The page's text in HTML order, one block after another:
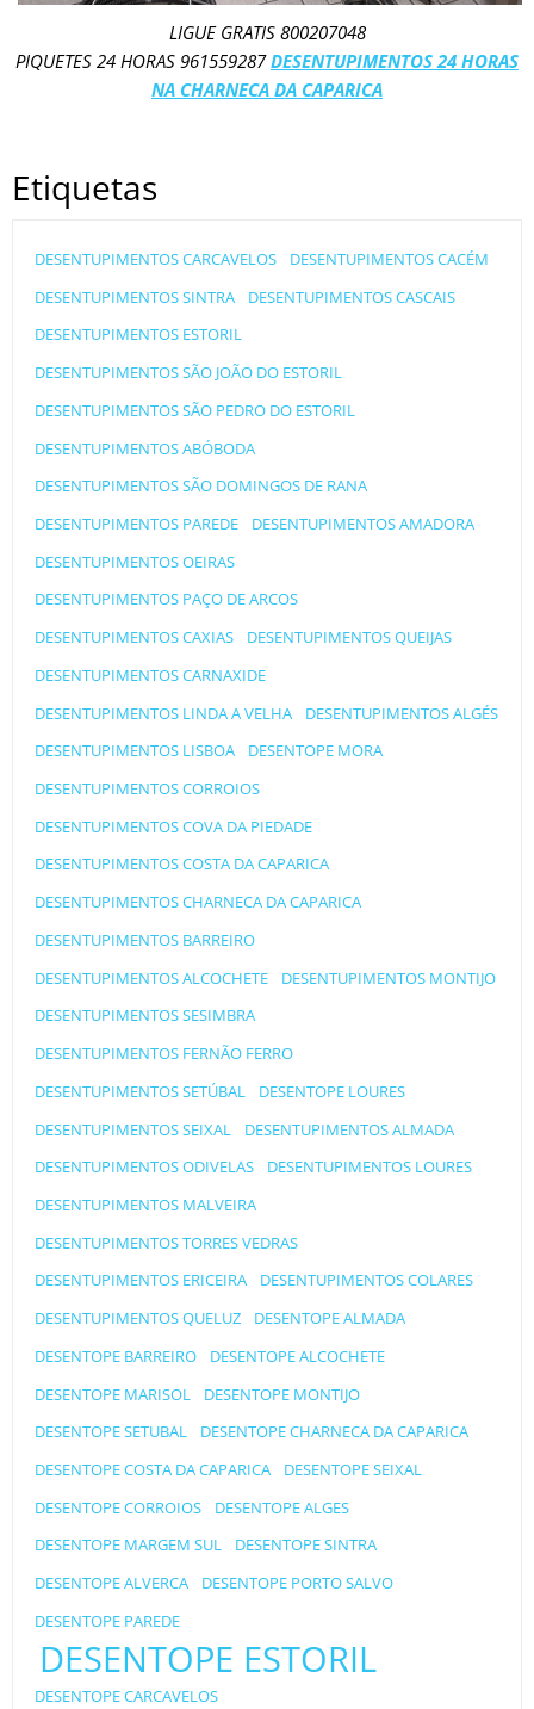
LIGUE GRATIS 800207048
PIQUETES 24 HORAS 961559287DESENTUPIMENTOS 24 HORAS
NA CHARNECA DA CAPARICA
Etiquetas
DESENTUPIMENTOS CARCAVELOS
DESENTUPIMENTOS CACÉM
DESENTUPIMENTOS SINTRA
DESENTUPIMENTOS CASCAIS
DESENTUPIMENTOS ESTORIL
DESENTUPIMENTOS SÃO JOÃO DO ESTORIL
DESENTUPIMENTOS SÃO PEDRO DO ESTORIL
DESENTUPIMENTOS ABÓBODA
DESENTUPIMENTOS SÃO DOMINGOS DE RANA
DESENTUPIMENTOS PAREDE
DESENTUPIMENTOS AMADORA
DESENTUPIMENTOS OEIRAS
DESENTUPIMENTOS PAÇO DE ARCOS
DESENTUPIMENTOS CAXIAS
DESENTUPIMENTOS QUEIJAS
DESENTUPIMENTOS CARNAXIDE
DESENTUPIMENTOS LINDA A VELHA
DESENTUPIMENTOS ALGÉS
DESENTUPIMENTOS LISBOA
DESENTOPE MORA
DESENTUPIMENTOS CORROIOS
DESENTUPIMENTOS COVA DA PIEDADE
DESENTUPIMENTOS COSTA DA CAPARICA
DESENTUPIMENTOS CHARNECA DA CAPARICA
DESENTUPIMENTOS BARREIRO
DESENTUPIMENTOS ALCOCHETE
DESENTUPIMENTOS MONTIJO
DESENTUPIMENTOS SESIMBRA
DESENTUPIMENTOS FERNÃO FERRO
DESENTUPIMENTOS SETÚBAL
DESENTOPE LOURES
DESENTUPIMENTOS SEIXAL
DESENTUPIMENTOS ALMADA
DESENTUPIMENTOS ODIVELAS
DESENTUPIMENTOS LOURES
DESENTUPIMENTOS MALVEIRA
DESENTUPIMENTOS TORRES VEDRAS
DESENTUPIMENTOS ERICEIRA
DESENTUPIMENTOS COLARES
DESENTUPIMENTOS QUELUZ
DESENTOPE ALMADA
DESENTOPE BARREIRO
DESENTOPE ALCOCHETE
DESENTOPE MARISOL
DESENTOPE MONTIJO
DESENTOPE SETUBAL
DESENTOPE CHARNECA DA CAPARICA
DESENTOPE COSTA DA CAPARICA
DESENTOPE SEIXAL
DESENTOPE CORROIOS
DESENTOPE ALGES
DESENTOPE MARGEM SUL
DESENTOPE SINTRA
DESENTOPE ALVERCA
DESENTOPE PORTO SALVO
DESENTOPE PAREDE
DESENTOPE ESTORIL
DESENTOPE CARCAVELOS